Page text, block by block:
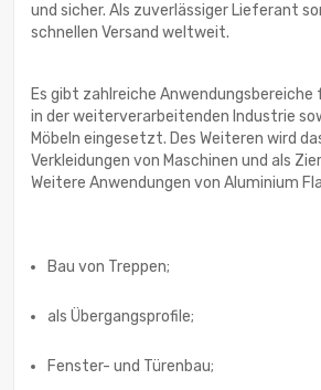
und sicher. Als zuverlässiger Lieferant
schnellen Versand weltweit.
Es gibt zahlreiche Anwendungsbereiche
in der weiterverarbeitenden Industrie
Möbeln eingesetzt. Des Weiteren wird
Verkleidungen von Maschinen und als
Weitere Anwendungen von Aluminium
Bau von Treppen;
als Übergangsprofile;
Fenster- und Türenbau;